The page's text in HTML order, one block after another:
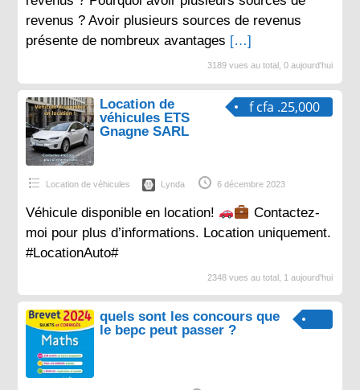
revenus ? Avoir plusieurs sources de revenus
présente de nombreux avantages […]
3189 vues au total, 0 aujourd'hui
f cfa .25,000
Location de
véhicules ETS
Gnagne SARL
Location de véhicules Lynda 6 décembre 2023
Véhicule disponible en location!
Contactez-
moi pour plus d’informations. Location uniquement.
#LocationAuto#
2348 vues au total, 1 aujourd'hui
quels sont les concours que
le bepc peut passer ?